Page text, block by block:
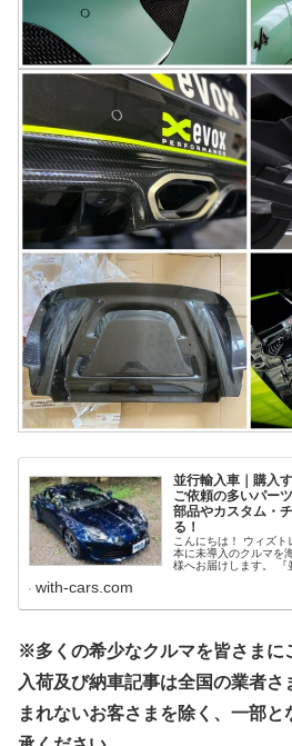
並行輸入車｜購入
ご依頼の多いパー
部品やカスタム・
る！
こんにちは！ ウィズトレーディング代表の宮崎です。 日
本に未導入のクルマを
様へお届けします。 『
ログ参照)。今回は並
部品やカスタム・チュ
ユーザーさまに多くの
は、品番指定のものか
す。旧車のパーツを探す事もあ
パーツの中でもご依頼
with-cars.com
※多くの希少なクルマを皆さまに
入荷及び納車記事は全国の業者
まれないお客さまを除く、一部